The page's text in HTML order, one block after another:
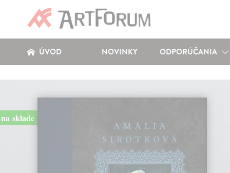
ÚVOD NOVINKY ODPORÚČANIA
na sklade